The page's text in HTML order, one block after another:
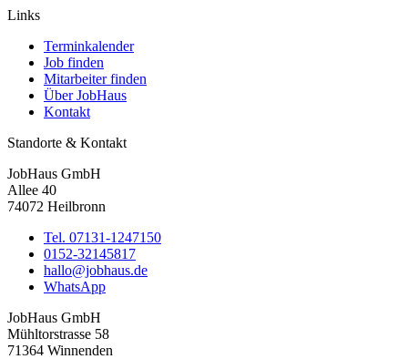
Links
Terminkalender
Job finden
Mitarbeiter finden
Über JobHaus
Kontakt
Standorte & Kontakt
JobHaus GmbH
Allee 40
74072 Heilbronn
Tel. 07131-1247150
0152-32145817
hallo@jobhaus.de
WhatsApp
JobHaus GmbH
Mühltorstrasse 58
71364 Winnenden